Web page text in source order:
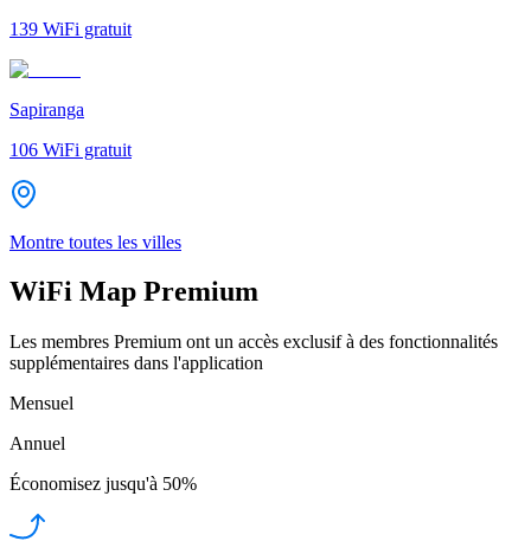
139 WiFi gratuit
Sapiranga
106 WiFi gratuit
Montre toutes les villes
WiFi Map Premium
Les membres Premium ont un accès exclusif à des fonctionnalités
supplémentaires dans l'application
Mensuel
Annuel
Économisez jusqu'à 50%